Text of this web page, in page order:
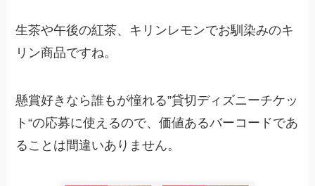
生茶や午後の紅茶、キリンレモンでお馴染みのキ
リン商品ですね。
懸賞好きなら誰もが憧れる”貸切ディズニーチケッ
ト“の応募に使えるので、価値あるバーコードであ
ることは間違いありません。